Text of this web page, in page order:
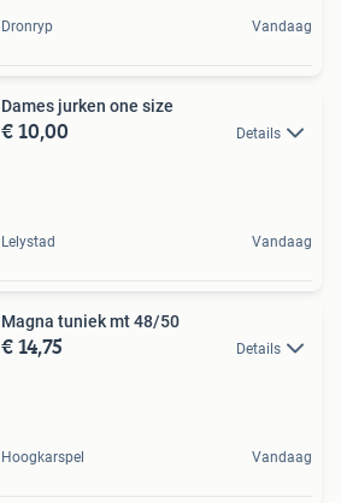
Dronryp Vandaag
Dames jurken one size
€ 10,00 Details
Lelystad Vandaag
Magna tuniek mt 48/50
€ 14,75 Details
Hoogkarspel Vandaag